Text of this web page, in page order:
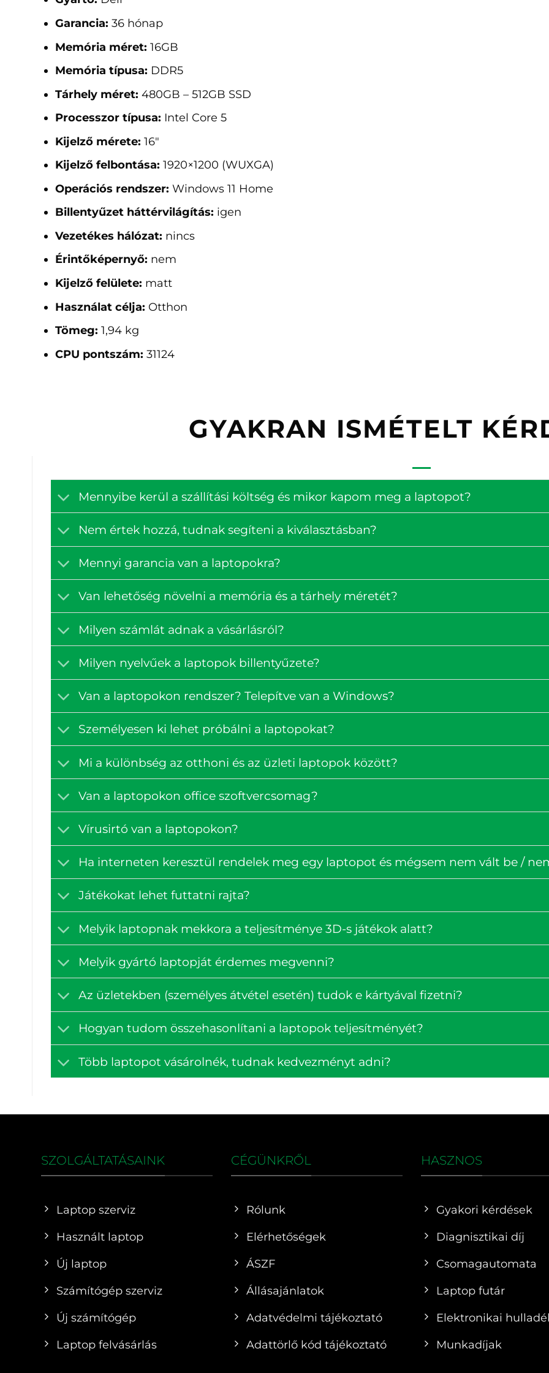
Garancia: 36 hónap
Memória méret: 16GB
Memória típusa: DDR5
Tárhely méret: 480GB – 512GB SSD
Processzor típusa: Intel Core 5
Kijelző mérete: 16"
Kijelző felbontása: 1920×1200 (WUXGA)
Operációs rendszer: Windows 11 Home
Billentyűzet háttérvilágítás: igen
Vezetékes hálózat: nincs
Érintőképernyő: nem
Kijelző felülete: matt
Használat célja: Otthon
Tömeg: 1,94 kg
CPU pontszám: 31124
GYAKRAN ISMÉTELT
Mennyibe kerül a szállítási költség és mikor kapom meg a laptopot?
Nem értek hozzá, tudnak segíteni a kiválasztásban?
Mennyi garancia van a laptopokra?
Van lehetőség növelni a memória és a tárhely méretét?
Milyen számlát adnak a vásárlásról?
Milyen nyelvűek a laptopok billentyűzete?
Van a laptopokon rendszer? Telepítve van a Windows?
Személyesen ki lehet próbálni a laptopokat?
Mi a különbség az otthoni és az üzleti laptopok között?
Van a laptopokon office szoftvercsomag?
Vírusirtó van a laptopokon?
Ha interneten keresztül rendelek meg egy laptopot és mégsem nem vált be /
Játékokat lehet futtatni rajta?
Melyik laptopnak mekkora a teljesítménye 3D-s játékok alatt?
Melyik gyártó laptopját érdemes megvenni?
Az üzletekben (személyes átvétel esetén) tudok e kártyával fizetni?
Hogyan tudom összehasonlítani a laptopok teljesítményét?
Több laptopot vásárolnék, tudnak kedvezményt adni?
SZOLGÁLTATÁSAINK
Laptop szerviz
Használt laptop
Új laptop
Számítógép szerviz
Új számítógép
Laptop felvásárlás
CÉGÜNKRŐL
Rólunk
Elérhetőségek
ÁSZF
Állásajánlatok
Adatvédelmi tájékoztató
Adattörlő kód tájékoztató
HASZNOS
Gyakori kérdések
Diagnisztikai díj
Csomagautomata
Laptop futár
Elektronikai
Munkadíjak